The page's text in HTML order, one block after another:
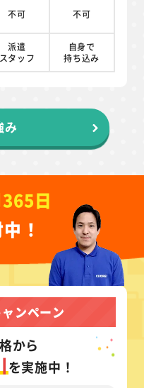
不可 不可
派遣
スタッフ
自身で
持ち込み
み
日
！
ンペーン
から
を実施中！